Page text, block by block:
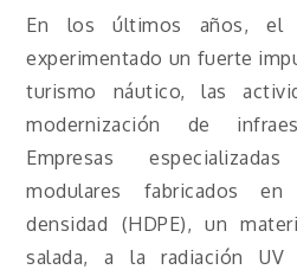
En los últimos años, el
experimentado un fuerte
turismo náutico, las
modernización de
Empresas
modulares fabricados
densidad (HDPE), un
salada, a la radiación